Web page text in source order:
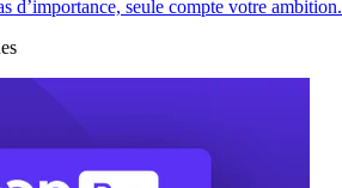
d’importance, seule compte votre ambition.